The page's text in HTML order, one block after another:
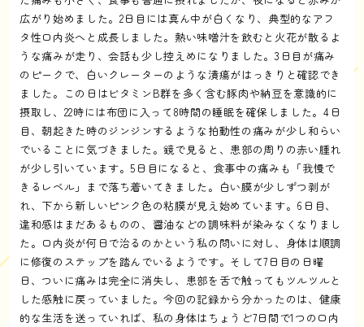
広がり始めました。2日目には真ん中が白くなり、典型的なアフ
タ性口内炎へと成長しました。熱い味噌汁を飲むと火花が散るよ
うな痛みが走り、会話も少し控えめになりました。3日目が痛み
のピークで、白いクレーターのような潰瘍がはっきりと確認でき
ました。この日はビタミンB群を多く含む豚肉や納豆を意識的に
摂取し、22時には布団に入って8時間の睡眠を確保しました。4日
目、朝起きた時のジンジンするような拍動性の痛みが少し和らい
でいることに気づきました。鏡で見ると、患部の周りの赤い腫れ
が少し引いています。5日目になると、食事中の痛みも「我慢で
きるレベル」まで落ち着いてきました。白い膜が少しずつ剥が
れ、下から新しいピンク色の粘膜が見え始めています。6日目、
違和感はまだあるものの、醤油などの調味料が染みなくなりまし
た。口内炎が何日で治るのかという私の問いに対し、身体は順調
に修復のステップを踏んでいるようです。そして7日目の日曜
日、ついに痛みは完全に消失し、患部を舌で触ってもツルツルと
した感触に戻っていました。今回の記録から分かったのは、健康
的な生活を送っていれば、私の身体はちょうど7日間で1つの口内